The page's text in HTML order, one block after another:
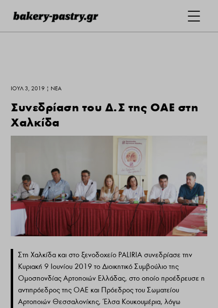
ΙΟΎΛ 3, 2019 | ΝΕΑ
Συνεδρίαση του Δ.Σ της ΟΑΕ στη
Χαλκίδα
Στη Χαλκίδα και στο ξενοδοχείο PALIRIA συνεδρίασε την
Κυριακή 9 Ιουνίου 2019 το Διοικητικό Συμβούλιο της
Ομοσπονδίας Αρτοποιών Ελλάδας, στο οποίο προέδρευσε η
αντιπρόεδρος της ΟΑΕ και Πρόεδρος του Σωματείου
Αρτοποιών Θεσσαλονίκης, Έλσα Κουκουμέρια, λόγω